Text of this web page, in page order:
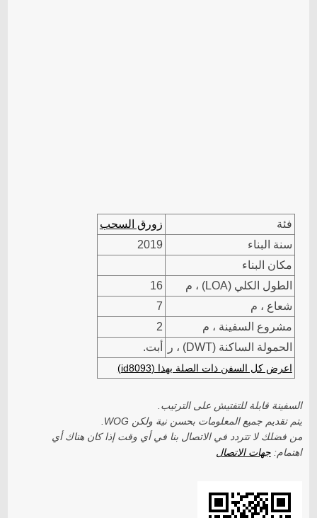
فئة
زورق السحب
سنة البناء
2019
مكان البناء
الطول الكلي (LOA) ، م
16
شعاع ، م
7
مشروع السفينة ، م
2
الحمولة الساكنة (DWT) ، ر
أبت.
اعرض كل السفن ذات الصلة بهذا (id8093)
السفينة قابلة للتفتيش على الترتيب.
يتم تقديم جميع المعلومات بحسن نية ولكن WOG.
من فضلك لا تتردد في الاتصال بنا في أي وقت إذا كان هناك أي
اهتمام:جهات الاتصال